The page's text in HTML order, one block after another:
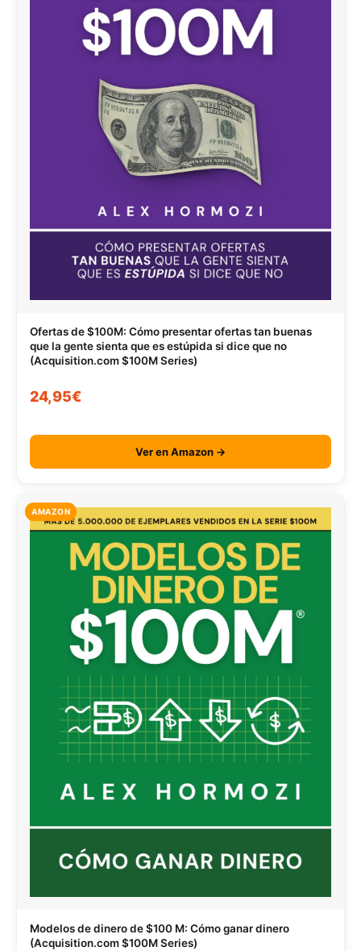
Ofertas de $100M: Cómo presentar ofertas tan buenas
que la gente sienta que es estúpida si dice que no
(Acquisition.com $100M Series)
24,95€
Ver en Amazon →
AMAZON
Modelos de dinero de $100 M: Cómo ganar dinero
(Acquisition.com $100M Series)